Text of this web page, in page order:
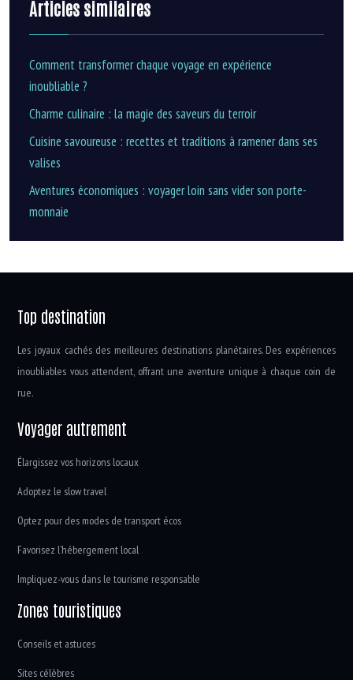
Articles similaires
Comment transformer chaque voyage en expérience
inoubliable ?
Charme culinaire : la magie des saveurs du terroir
Cuisine savoureuse : recettes et traditions à ramener dans ses
valises
Aventures économiques : voyager loin sans vider son porte-
monnaie
Top destination
Les joyaux cachés des meilleures destinations planétaires. Des expériences
inoubliables vous attendent, offrant une aventure unique à chaque coin de
rue.
Voyager autrement
Élargissez vos horizons locaux
Adoptez le slow travel
Optez pour des modes de transport écos
Favorisez l’hébergement local
Impliquez-vous dans le tourisme responsable
Zones touristiques
Conseils et astuces
Sites célèbres